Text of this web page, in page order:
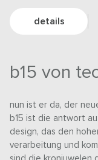
details
b15 von
nun ist er da, der
b15 ist die antwort
design, das den
verarbeitung und